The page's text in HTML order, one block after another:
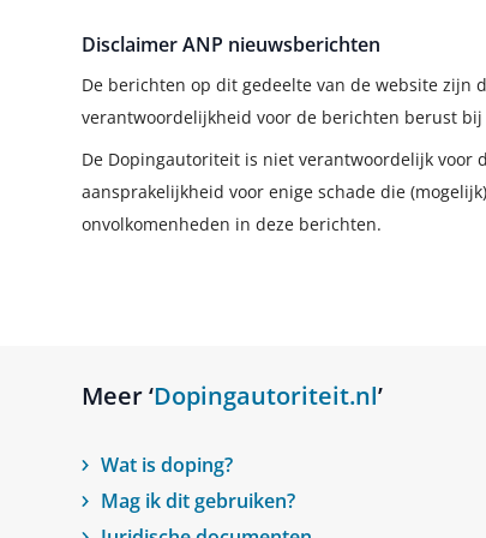
Disclaimer ANP nieuwsberichten
De berichten op dit gedeelte van de website zijn
verantwoordelijkheid voor de berichten berust bij
De Dopingautoriteit is niet verantwoordelijk voor
aansprakelijkheid voor enige schade die
onvolkomenheden in deze berichten.
Meer ‘Dopingautoriteit.nl’
Wat is doping?
Mag ik dit gebruiken?